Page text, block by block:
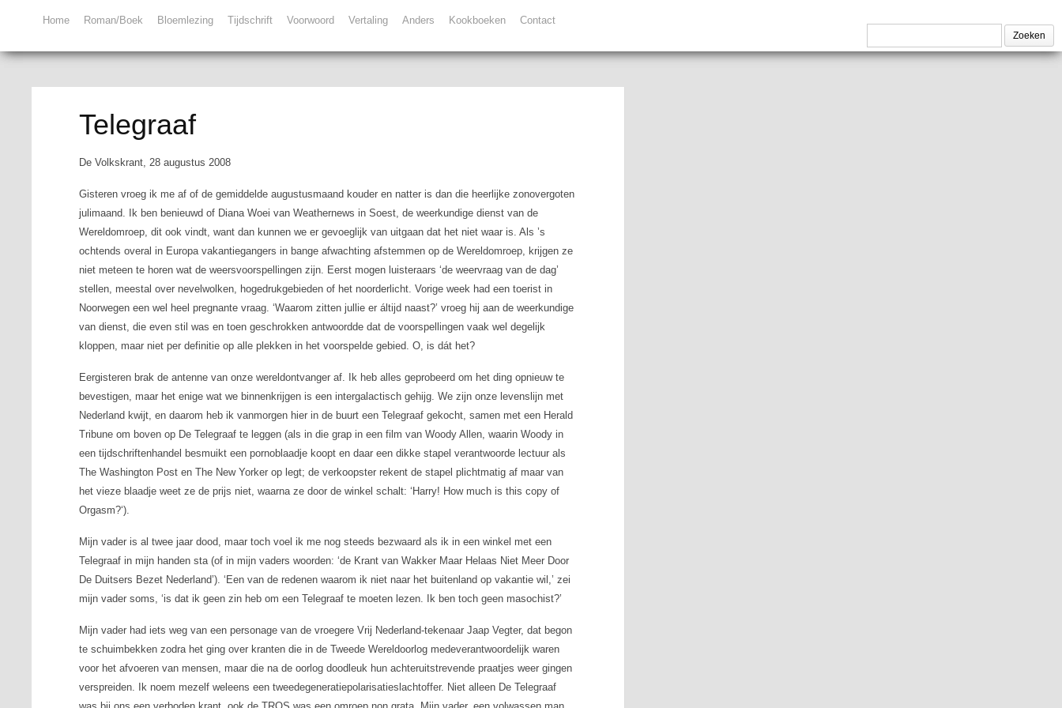
Home Roman/Boek Bloemlezing Tijdschrift Voorwoord Vertaling Anders Kookboeken Contact
Telegraaf
De Volkskrant, 28 augustus 2008
Gisteren vroeg ik me af of de gemiddelde augustusmaand kouder en natter is dan die heerlijke zonovergoten
julimaand. Ik ben benieuwd of Diana Woei van Weathernews in Soest, de weerkundige dienst van de
Wereldomroep, dit ook vindt, want dan kunnen we er gevoeglijk van uitgaan dat het niet waar is. Als ’s
ochtends overal in Europa vakantiegangers in bange afwachting afstemmen op de Wereldomroep, krijgen ze
niet meteen te horen wat de weersvoorspellingen zijn. Eerst mogen luisteraars ‘de weervraag van de dag’
stellen, meestal over nevelwolken, hogedrukgebieden of het noorderlicht. Vorige week had een toerist in
Noorwegen een wel heel pregnante vraag. ‘Waarom zitten jullie er áltijd naast?’ vroeg hij aan de weerkundige
van dienst, die even stil was en toen geschrokken antwoordde dat de voorspellingen vaak wel degelijk
kloppen, maar niet per definitie op alle plekken in het voorspelde gebied. O, is dát het?
Eergisteren brak de antenne van onze wereldontvanger af. Ik heb alles geprobeerd om het ding opnieuw te
bevestigen, maar het enige wat we binnenkrijgen is een intergalactisch gehijg. We zijn onze levenslijn met
Nederland kwijt, en daarom heb ik vanmorgen hier in de buurt eenTelegraaf gekocht, samen met een Herald
Tribune om boven op De Telegraaf te leggen (als in die grap in een film van Woody Allen, waarin Woody in
een tijdschriftenhandel besmuikt een pornoblaadje koopt en daar een dikke stapel verantwoorde lectuur als
The Washington Post enThe New Yorker op legt; de verkoopster rekent de stapel plichtmatig af maar van
het vieze blaadje weet ze de prijs niet, waarna ze door de winkel schalt:‘Harry! How much is this copy of
Orgasm?‘).
Mijn vader is al twee jaar dood, maar toch voel ik me nog steeds bezwaard als ik in een winkel met een
Telegraaf in mijn handen sta (of in mijn vaders woorden: ‘de Krant van Wakker Maar Helaas Niet Meer Door
De Duitsers Bezet Nederland’). ‘Een van de redenen waarom ik niet naar het buitenland op vakantie wil,’ zei
mijn vader soms, ‘is dat ik geen zin heb om een Telegraaf te moeten lezen. Ik ben toch geen masochist?’
Mijn vader had iets weg van een personage van de vroegereVrij Nederland-tekenaar Jaap Vegter, dat begon
te schuimbekken zodra het ging over kranten die in de Tweede Wereldoorlog medeverantwoordelijk waren
voor het afvoeren van mensen, maar die na de oorlog doodleuk hun achteruitstrevende praatjes weer gingen
verspreiden. Ik noem mezelf weleens een tweedegeneratiepolarisatieslachtoffer. Niet alleen De Telegraaf